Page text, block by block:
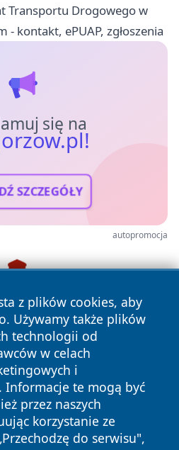
Transportu Drogowego w
- kontakt, ePUAP, zgłoszenia
się na
SZCZEGÓŁY
autopromocja
z plików cookies, aby
Używamy także plików
technologii od
w celach
i
Informacje te mogą być
przez naszych
korzystanie ze
do serwisu",